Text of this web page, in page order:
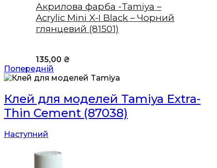
Акрилова фарба -Tamiya –
Acrylic Mini X-I Black – Чорний
глянцевий (81501)
135,00 ₴
Попередній
Клей для моделей Tamiya Extra-
Thin Cement (87038)
Наступний